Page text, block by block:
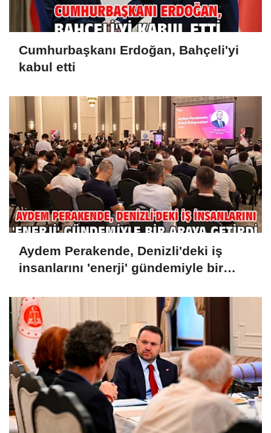
Cumhurbaşkanı Erdoğan, Bahçeli'yi
kabul etti
Aydem Perakende, Denizli'deki iş
insanlarını 'enerji' gündemiyle bir